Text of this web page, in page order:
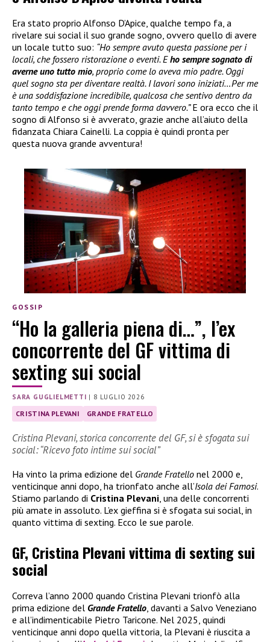
Era stato proprio Alfonso D’Apice, qualche tempo fa, a
rivelare sui social il suo grande sogno, ovvero quello di avere
un locale tutto suo: “Ho sempre avuto questa passione per i
locali, che fossero ristorazione o eventi. Eho sempre sognato di
averne uno tutto mio, proprio come lo aveva mio padre. Oggi
quel sogno sta per diventare realtà. I lavori sono iniziati…Per me
è una soddisfazione incredibile, qualcosa che sentivo dentro da
tanto tempo e che oggi prende forma davvero.”E ora ecco che il
sogno di Alfonso si è avverato, grazie anche all’aiuto della
fidanzata Chiara Cainelli. La coppia è quindi pronta per
questa nuova grande avventura!
GOSSIP
“Ho la galleria piena di…”, l’ex
concorrente del GF vittima di
sexting sui social
SARA GUGLIELMETTI | 8 LUGLIO 2026
CRISTINA PLEVANI GRANDE FRATELLO
Cristina Plevani, storica concorrente del GF, si è sfogata sui
social: “Ricevo foto intime sui social”
Ha vinto la prima edizione del Grande Fratello nel 2000 e,
venticinque anni dopo, ha trionfato anche all’Isola dei Famosi.
Stiamo parlando di Cristina Plevani , una delle concorrenti
più amate in assoluto. L’ex gieffina si è sfogata sui social, in
quanto vittima di sexting. Ecco le sue parole.
GF, Cristina Plevani vittima di sexting sui
social
Correva l’anno 2000 quando Cristina Plevani trionfò alla
prima edizione del Grande Fratello, davanti a Salvo Veneziano
e all’indimenticabile Pietro Taricone. Nel 2025, quindi
venticinque anni dopo quella vittoria, la Plevani è riuscita a